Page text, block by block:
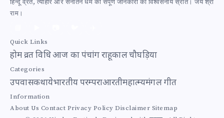
हिन्दू व्रत, त्यौहार और सनातन धर्म की संपूर्ण जानकारी का विश्वसनीय स्रोत। जय श्री
राम।
Quick Links
होमव्रत विधिआज का पंचांगराहूकालचौघड़िया
Categories
उपवासकथायेभारतीय परम्पराआरतीमहात्म्यमंगल गीत
Information
About Us Contact Privacy Policy Disclaimer Sitemap